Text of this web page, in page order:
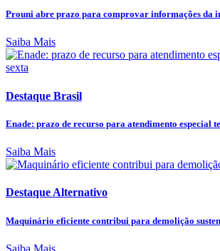
Prouni abre prazo para comprovar informações da
Saiba Mais
Destaque Brasil
Enade: prazo de recurso para atendimento especial
Saiba Mais
Destaque Alternativo
Maquinário eficiente contribui para demolição
Saiba Mais